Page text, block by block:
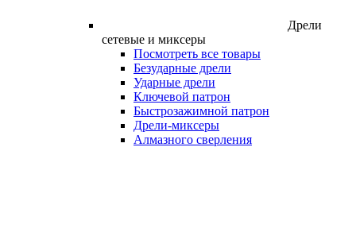
Дрели
сетевые и миксеры
Посмотреть все товары
Безударные дрели
Ударные дрели
Ключевой патрон
Быстрозажимной патрон
Дрели-миксеры
Алмазного сверления